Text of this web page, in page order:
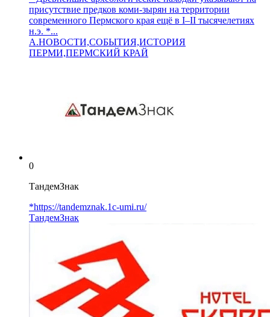
присутствие предков коми‑зырян на территории
современного Пермского края ещё в I–II тысячелетиях
н.э. *...
A.НОВОСТИ,СОБЫТИЯ,ИСТОРИЯ
ПЕРМИ,ПЕРМСКИЙ КРАЙ
0
ТандемЗнак
*https://tandemznak.1c-umi.ru/
ТандемЗнак